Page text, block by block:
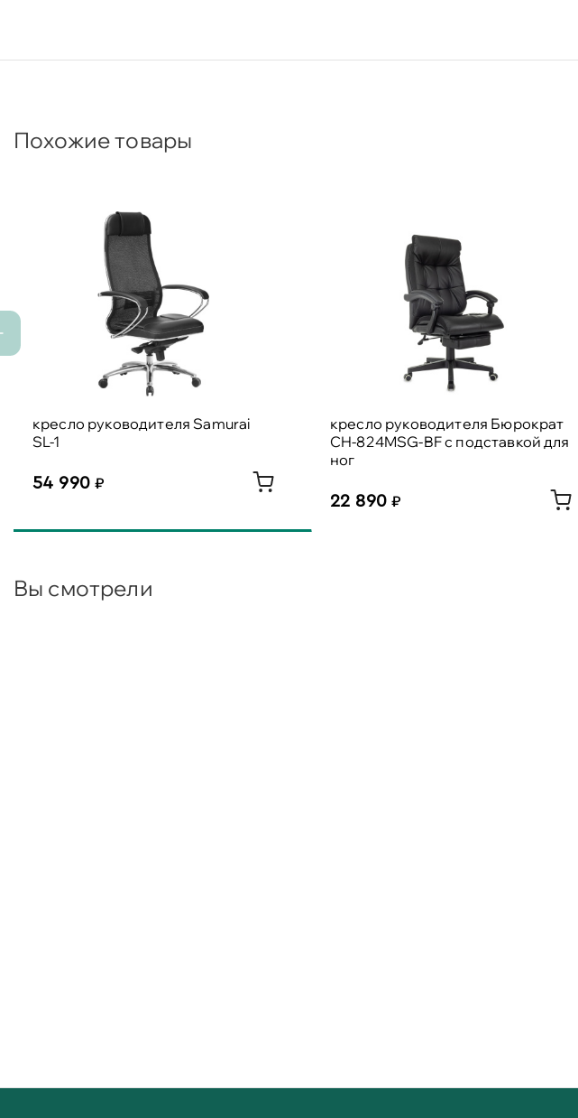
Похожие товары
кресло руководителя Samurai
SL-1
54 990
кресло руководителя Бюрократ
CH-824MSG-BF с подставкой для
ног
22 890
Вы смотрели